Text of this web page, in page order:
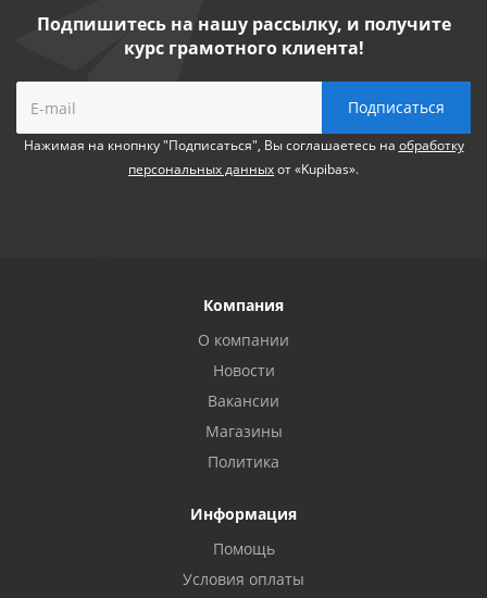
Подпишитесь на нашу рассылку, и получите
курс грамотного клиента!
Нажимая на кнопнку "Подписаться", Вы соглашаетесь на обработку
персональных данныхот «Kupibas».
Компания
О компании
Новости
Вакансии
Магазины
Политика
Информация
Помощь
Условия оплаты